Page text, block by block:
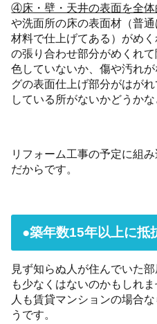
④床・壁・天井の表面を全体
や洗面所の床の表面材（普
材料で仕上げてある）がめ
の張り合わせ部分がめくれ
色していないか、傷や汚れ
グの表面仕上げ部分がはが
している所がないかどうかな
リフォーム工事の予定に組
だからです。
●築年数15年以上に抵
見ず知らぬ人が住んでいた
も少なくはないのかもしれ
人も賃貸マンションの場合
うです。